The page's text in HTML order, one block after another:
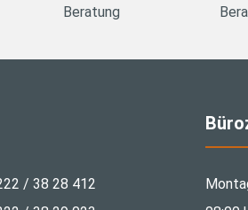
Beratung
/ 38 28 412